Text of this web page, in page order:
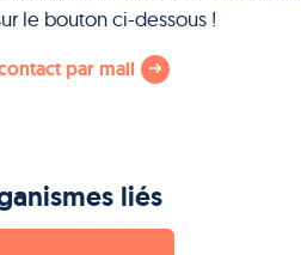
le bouton ci-dessous !
par mail
liés